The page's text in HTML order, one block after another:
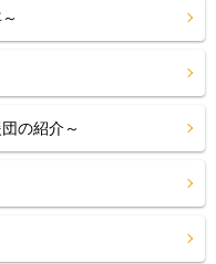
の紹介～